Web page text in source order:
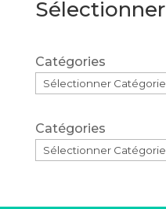
Catégories
Catégories